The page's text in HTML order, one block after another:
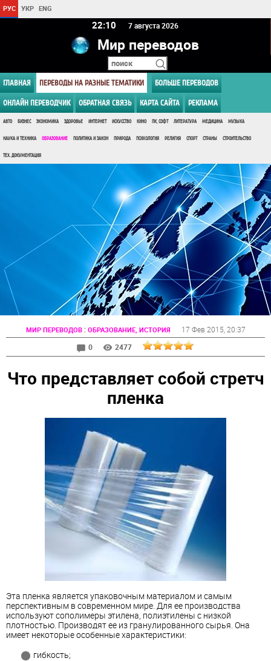
РУС УКР ENG
22:10 7 августа 2026
Мир переводов
ГЛАВНАЯ ПЕРЕВОДЫ НА РАЗНЫЕ ТЕМАТИКИ БОЛЬШЕ ПЕРЕВОДОВ
ОНЛАЙН ПЕРЕВОДЧИК ОБРАТНАЯ СВЯЗЬ КАРТА САЙТА РЕКЛАМА
АВТО БИЗНЕС ЭКОНОМИКА ЗДОРОВЬЕ ИНТЕРНЕТ ИСКУССТВО КИНО ПК, СОФТ ЛИТЕРАТУРА МЕДИЦИНА МУЗЫКА
НАУКА И ТЕХНИКА ОБРАЗОВАНИЕ ПОЛИТИКА И ЗАКОН ПРИРОДА ПСИХОЛОГИЯ РЕЛИГИЯ СПОРТ СТРАНЫ СТРОИТЕЛЬСТВО
ТЕХ. ДОКУМЕНТАЦИЯ
МИР ПЕРЕВОДОВ: ОБРАЗОВАНИЕ, ИСТОРИЯ 17 Фев 2015 , 20:37
0
2477
Что представляет собой стретч
пленка
Эта пленка является упаковочным материалом и самым
перспективным в современном мире. Для ее производства
используют сополимеры этилена, полиэтилены с низкой
плотностью. Производят ее из гранулированного сырья. Она
имеет некоторые особенные характеристики:
гибкость;